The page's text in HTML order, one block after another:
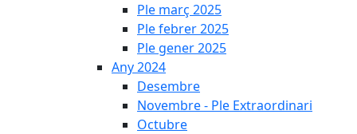
Ple març 2025
Ple febrer 2025
Ple gener 2025
Any 2024
Desembre
Novembre - Ple Extraordinari
Octubre